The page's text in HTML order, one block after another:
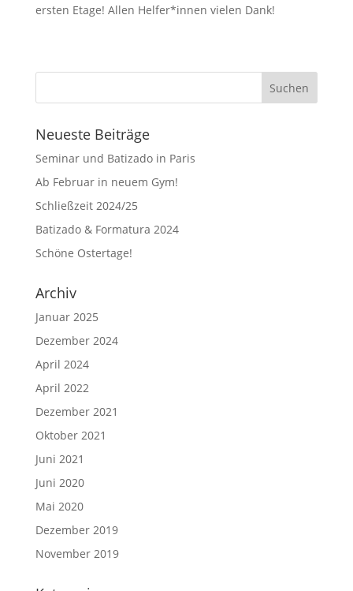
ersten Etage! Allen Helfer*innen vielen Dank!
Neueste Beiträge
Seminar und Batizado in Paris
Ab Februar in neuem Gym!
Schließzeit 2024/25
Batizado & Formatura 2024
Schöne Ostertage!
Archiv
Januar 2025
Dezember 2024
April 2024
April 2022
Dezember 2021
Oktober 2021
Juni 2021
Juni 2020
Mai 2020
Dezember 2019
November 2019